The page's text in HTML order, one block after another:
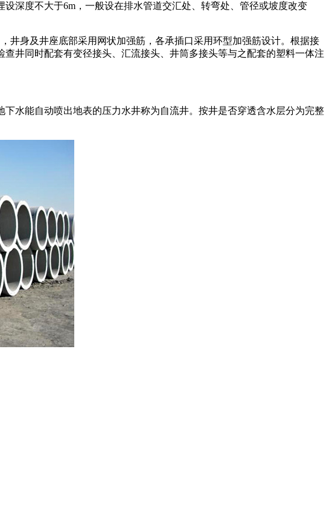
设深度不大于6m，一般设在排水管道交汇处、转弯处、管径或坡度改变
井身及井座底部采用网状加强筋，各承插口采用环型加强筋设计。根据接
井同时配套有变径接头、汇流接头、井筒多接头等与之配套的塑料一体注
水能自动喷出地表的压力水井称为自流井。按井是否穿透含水层分为完整